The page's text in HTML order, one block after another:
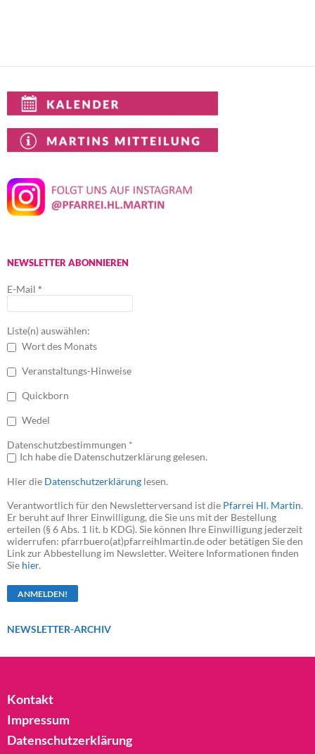
NEWSLETTER ABONNIEREN
E-Mail *
Liste(n) auswählen:
Wort des Monats
Veranstaltungs-Hinweise
Quickborn
Wedel
Datenschutzbestimmungen *
Ich habe die Datenschutzerklärung gelesen.
Hier die Datenschutzerklärung lesen.
Verantwortlich für den Newsletterversand ist die Pfarrei Hl. Martin.
Er beruht auf Ihrer Einwilligung, die Sie uns mit der Bestellung
erteilen (§ 6 Abs. 1 lit. b KDG). Sie können Ihre Einwilligung jederzeit
widerrufen: pfarrbuero(at)pfarreihlmartin.de oder betätigen Sie den
Link zur Abbestellung im Newsletter. Weitere Informationen finden
Sie hier.
NEWSLETTER-ARCHIV
Kontakt
Impressum
Datenschutzerklärung